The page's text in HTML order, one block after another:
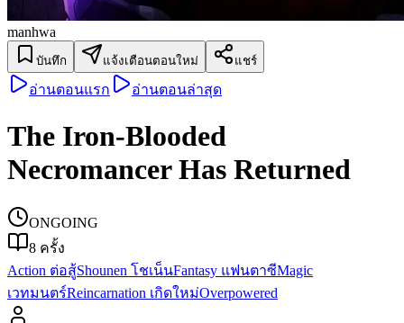
manhwa
บันทึก แจ้งเตือนตอนใหม่ แชร์
อ่านตอนแรก อ่านตอนล่าสุด
The Iron-Blooded
Necromancer Has Returned
ONGOING
8 ครั้ง
Action ต่อสู้Shounen โชเน็นFantasy แฟนตาซีMagic
เวทมนตร์Reincarnation เกิดใหม่Overpowered